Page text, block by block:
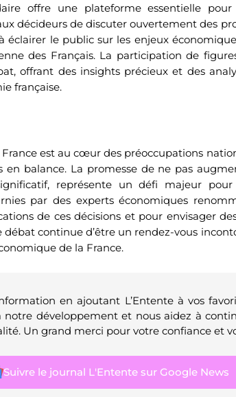
offre une plateforme essentielle
décideurs de discuter ouvertement des
éclairer le public sur les enjeux
des Français. La participation de
offrant des insights précieux et des
française.
est au cœur des préoccupations
en balance. La promesse de ne pas
représente un défi majeur pour
par des experts économiques
de ces décisions et pour envisager
débat continue d’être un rendez-vous
de la France.
en ajoutant L’Entente à vos
notre développement et nous aidez à
Un grand merci pour votre confiance et
Suivre le journal L'Entente sur Google News